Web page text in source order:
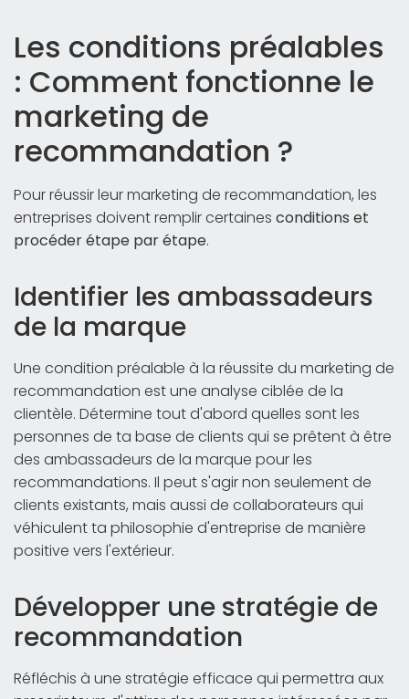
Les conditions préalables
: Comment fonctionne le
marketing de
recommandation ?
Pour réussir leur marketing de recommandation, les
entreprises doivent remplir certaines conditions et
procéder étape par étape.
Identifier les ambassadeurs
de la marque
Une condition préalable à la réussite du marketing de
recommandation est une analyse ciblée de la
clientèle. Détermine tout d'abord quelles sont les
personnes de ta base de clients qui se prêtent à être
des ambassadeurs de la marque pour les
recommandations. Il peut s'agir non seulement de
clients existants, mais aussi de collaborateurs qui
véhiculent ta philosophie d'entreprise de manière
positive vers l'extérieur.
Développer une stratégie de
recommandation
Réfléchis à une stratégie efficace qui permettra aux